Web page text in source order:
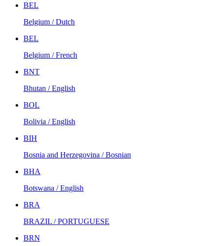
BEL
Belgium / Dutch
BEL
Belgium / French
BNT
Bhutan / English
BOL
Bolivia / English
BIH
Bosnia and Herzegovina / Bosnian
BHA
Botswana / English
BRA
BRAZIL / PORTUGUESE
BRN